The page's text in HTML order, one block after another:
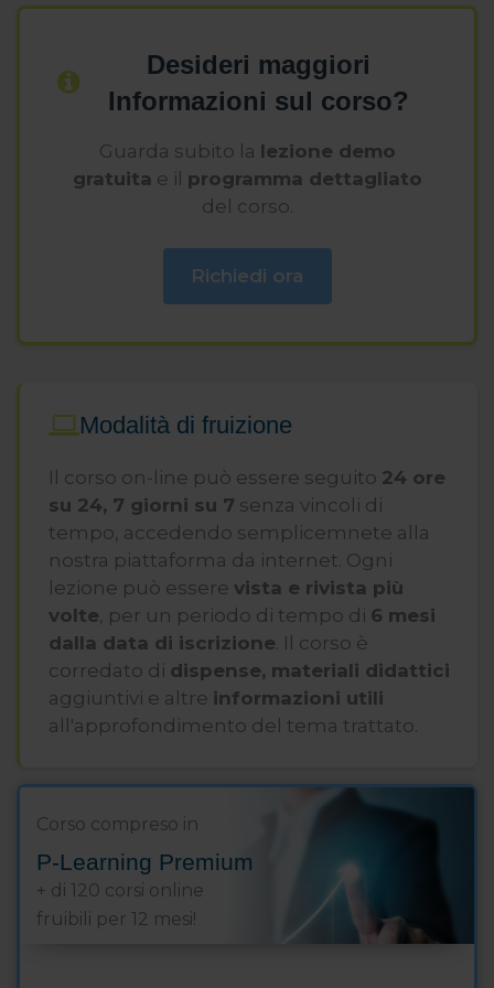
Information Modeling).
Docente presso Academia del Design a
Verona.
Dipartimento di Architettura
dell’Università degli Studi di Ferrara,
insegna Tecniche della
Formatore professionale accreditato dal
rappresentazione architettonica, é
coordinatore in convegni e seminari
relativi all’utilizzo del colore in
architettura, al disegno, ai sistemi
costruttivi in legno, al BIM.
Collabora con il Centro dipartimentale
dell’Università di Ferrara DIAPReM
(Development of Integrated Automatic
Procedures for Restoration of
Monuments) e il Teknehub della Rete
Alta Tecnologia dell’Emilia Romagna.
Desideri maggiori
Informazioni sul corso?
Guarda subito la lezione demo
gratuita e il programma dettagliato
del corso.
Richiedi ora
Modalità di fruizione
Il corso on-line può essere seguito 24 ore
su 24, 7 giorni su 7 senza vincoli di
tempo, accedendo semplicemnete alla
nostra piattaforma da internet. Ogni
lezione può essere vista e rivista più
volte , per un periodo di tempo di 6 mesi
dalla data di iscrizione . Il corso è
corredato di dispense, materiali didattici
aggiuntivi e altre informazioni utili
all'approfondimento del tema trattato.
Corso compreso in
P-Learning Premium
+ di 120 corsi online
fruibili per 12 mesi!